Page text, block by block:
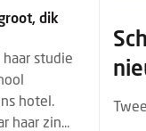
dik
studie
hotel.
zin...